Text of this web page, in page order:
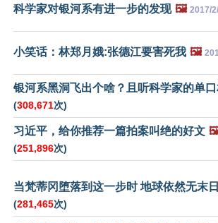
科学家对银河系有进一步的发现 🖼️ 2017/
小笑话：林郑月娥:张德江要害死我 🖼️
银河系黑洞飞出个啥？且听科学家的单
(308,671次)
习近平，给你推荐一篇拍案叫绝的好文
(251,896次)
当梵蒂冈堕落到这一步时 地球依然无末日
(281,465次)